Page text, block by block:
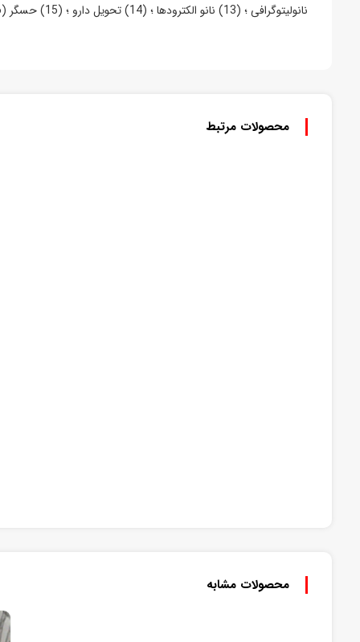
نانولیتوگرافی ؛ (13) نانو الکترودها ؛ (14) تحویل دارو ؛ (15) حسگر (16) تقویت کننده ها در کامپوزیت ها. (17) ابرخازن
محصولات مرتبط
محصولات مشابه